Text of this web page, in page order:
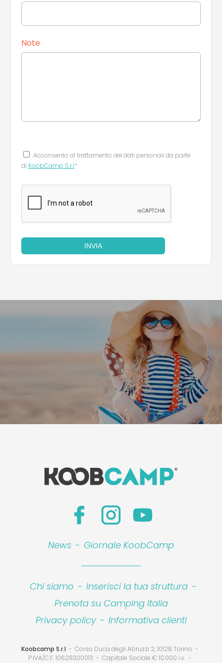
Note
Acconsento al trattamento dei dati personali da parte
di KoobCamp S.r.l*
INVIA
News - Giornale KoobCamp
Chi siamo - Inserisci la tua struttura -
Prenota su Camping Italia
Privacy policy - Informativa clienti
Koobcamp S.r.l
Corso Duca degli Abruzzi 2, 10128 Torino
P.IVA/C.F. 10628300013
Capitale Sociale € 10.000 i.v.